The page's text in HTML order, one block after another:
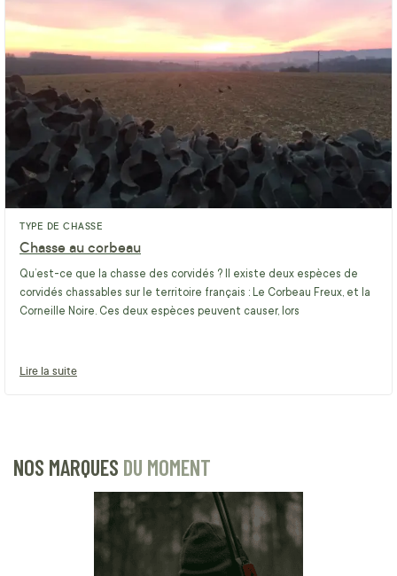
TYPE DE CHASSE
Chasse au corbeau
Qu’est-ce que la chasse des corvidés ? Il existe deux espèces de
corvidés chassables sur le territoire français : Le Corbeau Freux, et la
Corneille Noire. Ces deux espèces peuvent causer, lors
Lire la suite
NOS MARQUES DU MOMENT